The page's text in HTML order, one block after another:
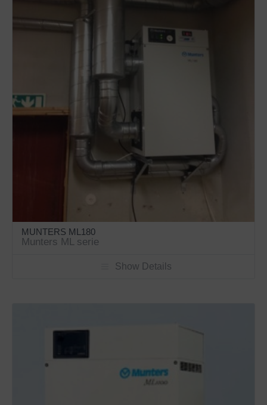
MUNTERS ML180
Munters ML serie
Show Details